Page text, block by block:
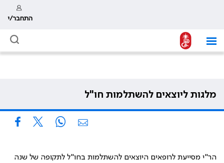
התחבר/י
מלגות ליוצאים להשתלמות חו"ל
הר"י מסייעת לרופאים היוצאים להשתלמות בחו"ל לתקופה של שנה